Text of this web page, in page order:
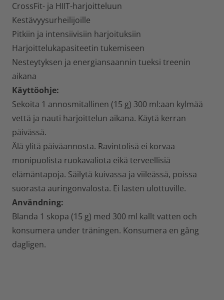
CrossFit- ja HIIT-harjoitteluun
Kestävyysurheilijoille
Pitkiin ja intensiivisiin harjoituksiin
Harjoittelukapasiteetin tukemiseen
Nesteytyksen ja energiansaannin tueksi treenin
aikana
Käyttöohje:
Sekoita 1 annosmitallinen (15 g) 300 ml:aan kylmää
vettä ja nauti harjoittelun aikana. Käytä kerran
päivässä.
Älä ylitä päiväannosta. Ravintolisä ei korvaa
monipuolista ruokavaliota eikä terveellisiä
elämäntapoja. Säilytä kuivassa ja viileässä, poissa
suorasta auringonvalosta. Ei lasten ulottuville.
Användning:
Blanda 1 skopa (15 g) med 300 ml kallt vatten och
konsumera under träningen. Konsumera en gång
dagligen.